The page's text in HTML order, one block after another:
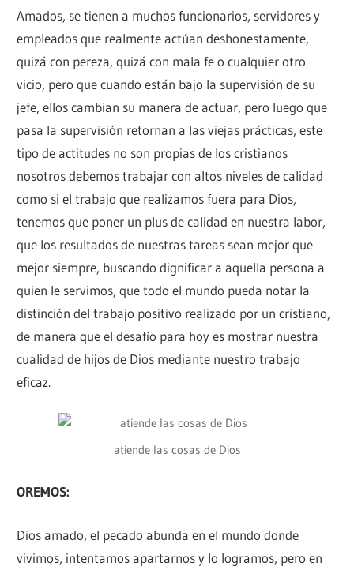
Amados, se tienen a muchos funcionarios, servidores y
empleados que realmente actúan deshonestamente,
quizá con pereza, quizá con mala fe o cualquier otro
vicio, pero que cuando están bajo la supervisión de su
jefe, ellos cambian su manera de actuar, pero luego que
pasa la supervisión retornan a las viejas prácticas, este
tipo de actitudes no son propias de los cristianos
nosotros debemos trabajar con altos niveles de calidad
como si el trabajo que realizamos fuera para Dios,
tenemos que poner un plus de calidad en nuestra labor,
que los resultados de nuestras tareas sean mejor que
mejor siempre, buscando dignificar a aquella persona a
quien le servimos, que todo el mundo pueda notar la
distinción del trabajo positivo realizado por un cristiano,
de manera que el desafío para hoy es mostrar nuestra
cualidad de hijos de Dios mediante nuestro trabajo
eficaz.
atiende las cosas de Dios
OREMOS:
Dios amado, el pecado abunda en el mundo donde
vivimos, intentamos apartarnos y lo logramos, pero en